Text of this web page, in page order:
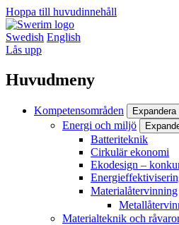
Hoppa till huvudinnehåll
Swedish English
Lås upp
Huvudmeny
Kompetensområden Expandera
Energi och miljö
Batteriteknik
Cirkulär ekonomi
Ekodesign –
Materialåtervinning
Materialteknik och